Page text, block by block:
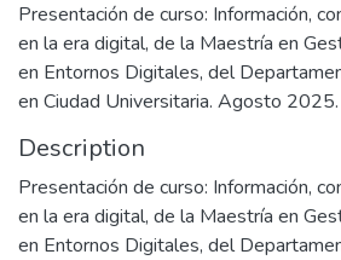
Presentación de curso: Información,
en la era digital, de la Maestría en
en Entornos Digitales, del
en Ciudad Universitaria. Agosto 2025.
Description
Presentación de curso: Información,
en la era digital, de la Maestría en
en Entornos Digitales, del